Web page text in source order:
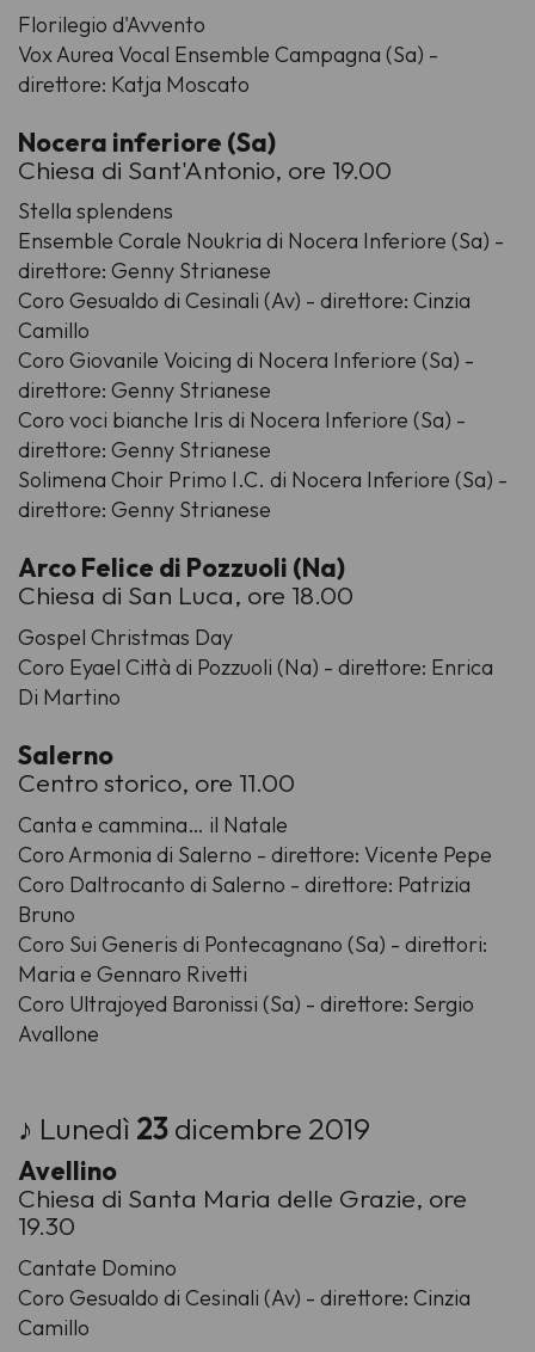
Florilegio d'Avvento
Vox Aurea Vocal Ensemble Campagna (Sa) -
direttore: Katja Moscato
Nocera inferiore (Sa)
Chiesa di Sant'Antonio, ore 19.00
Stella splendens
Ensemble Corale Noukria di Nocera Inferiore (Sa) -
direttore: Genny Strianese
Coro Gesualdo di Cesinali (Av) - direttore: Cinzia
Camillo
Coro Giovanile Voicing di Nocera Inferiore (Sa) -
direttore: Genny Strianese
Coro voci bianche Iris di Nocera Inferiore (Sa) -
direttore: Genny Strianese
Solimena Choir Primo I.C. di Nocera Inferiore (Sa) -
direttore: Genny Strianese
Arco Felice di Pozzuoli (Na)
Chiesa di San Luca, ore 18.00
Gospel Christmas Day
Coro Eyael Città di Pozzuoli (Na) - direttore: Enrica
Di Martino
Salerno
Centro storico, ore 11.00
Canta e cammina… il Natale
Coro Armonia di Salerno - direttore: Vicente Pepe
Coro Daltrocanto di Salerno - direttore: Patrizia
Bruno
Coro Sui Generis di Pontecagnano (Sa) - direttori:
Maria e Gennaro Rivetti
Coro Ultrajoyed Baronissi (Sa) - direttore: Sergio
Avallone
♪ Lunedì 23dicembre 2019
Avellino
Chiesa di Santa Maria delle Grazie, ore
19.30
Cantate Domino
Coro Gesualdo di Cesinali (Av) - direttore: Cinzia
Camillo